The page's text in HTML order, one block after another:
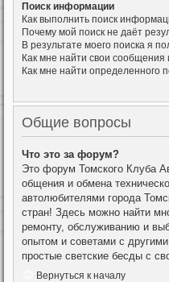
Поиск информации
Как выполнить поиск
Почему мой поиск не даёт
В результате моего поиска я
Как мне найти свои
Как мне найти определенного
Общие вопросы
Что это за форум?
Это форум Томского Клуба
общения и обмена
автолюбителями города
стран! Здесь можно найти
ремонту, обслуживанию и
опытом и советами с
простые светские бесды с
Вернуться к началу